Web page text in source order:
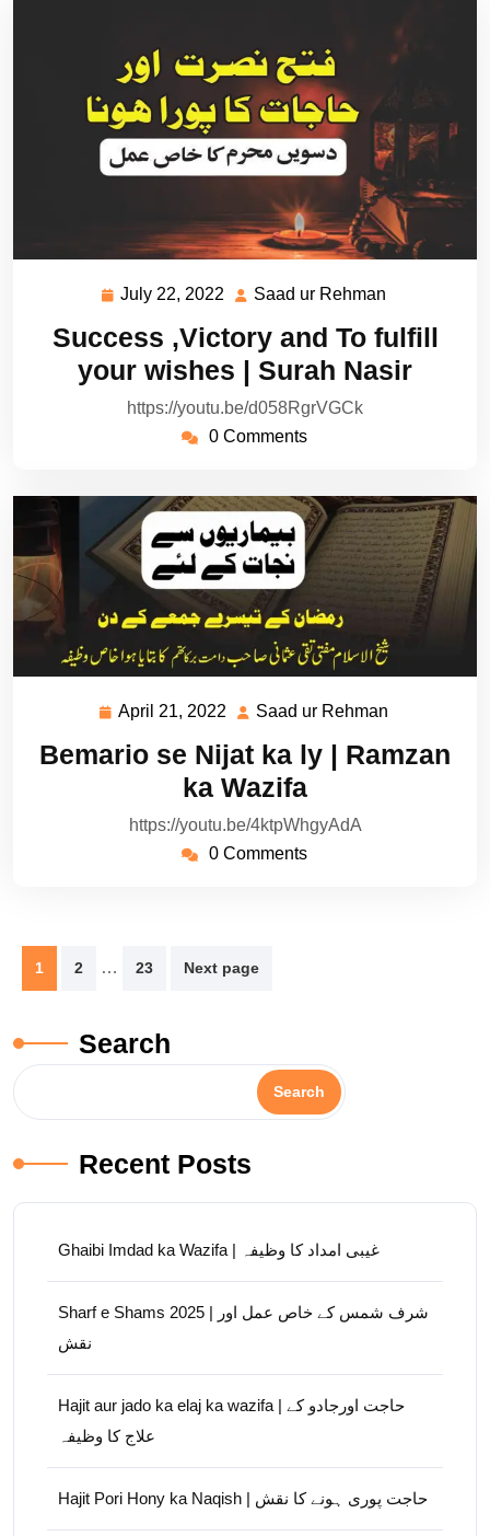
July 22, 2022
July
2022
Saad ur Rehman
Rehman
Success ,Victory and To fulfill
your wishes | Surah Nasir
https://youtu.be/d058RgrVGCk
0 Comments
April 21, 2022
April
2022
Saad ur Rehman
Rehman
Bemario se Nijat ka ly | Ramzan
ka Wazifa
https://youtu.be/4ktpWhgyAdA
0 Comments
Posts
pagination
1 2 … 23 Next page
Search
Search
Recent Posts
Ghaibi Imdad ka Wazifa | غیبی امداد کا وظیفہ
Sharf e Shams 2025 | شرف شمس کے خاص عمل اور
نقش
Hajit aur jado ka elaj ka wazifa | حاجت اورجادو کے
علاج کا وظیفہ
Hajit Pori Hony ka Naqish | حاجت پوری ہونے کا نقش